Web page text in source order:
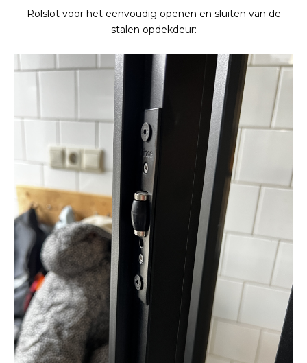
Rolslot voor het eenvoudig openen en sluiten van de
stalen opdekdeur: